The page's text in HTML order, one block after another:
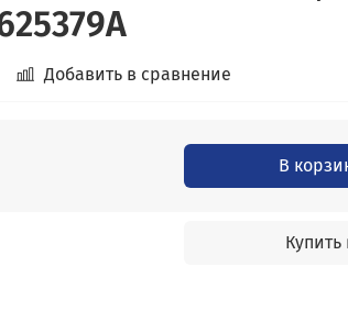
Добавить в сравнение
В
Купить